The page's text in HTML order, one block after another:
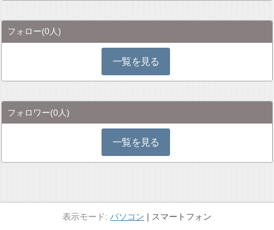
フォロー(0人)
一覧を見る
フォロワー(0人)
一覧を見る
パソコン スマートフォン